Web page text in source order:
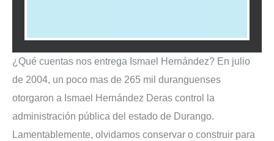
¿Qué cuentas nos entrega Ismael Hernández? En julio
de 2004, un poco mas de 265 mil duranguenses
otorgaron a Ismael Hernández Deras control la
administración pública del estado de Durango.
Lamentablemente, olvidamos conservar o construir para